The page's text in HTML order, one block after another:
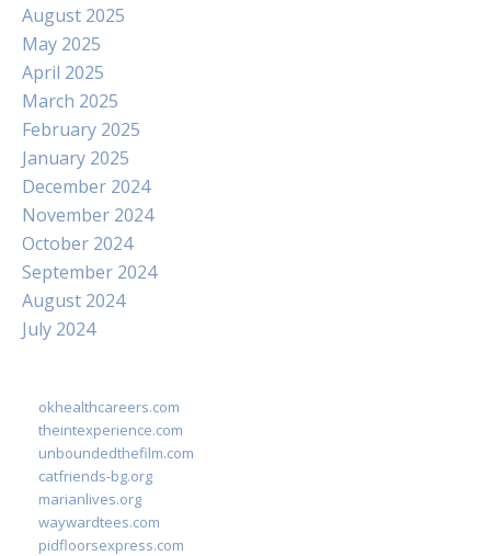
August 2025
May 2025
April 2025
March 2025
February 2025
January 2025
December 2024
November 2024
October 2024
September 2024
August 2024
July 2024
okhealthcareers.com
theintexperience.com
unboundedthefilm.com
catfriends-bg.org
marianlives.org
waywardtees.com
pidfloorsexpress.com